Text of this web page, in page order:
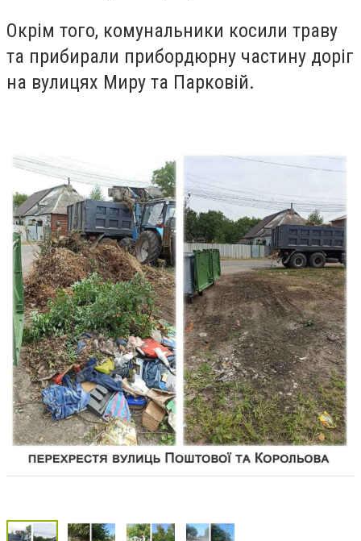
Окрім того, комунальники косили траву
та прибирали прибордюрну частину доріг
на вулицях Миру та Парковій.